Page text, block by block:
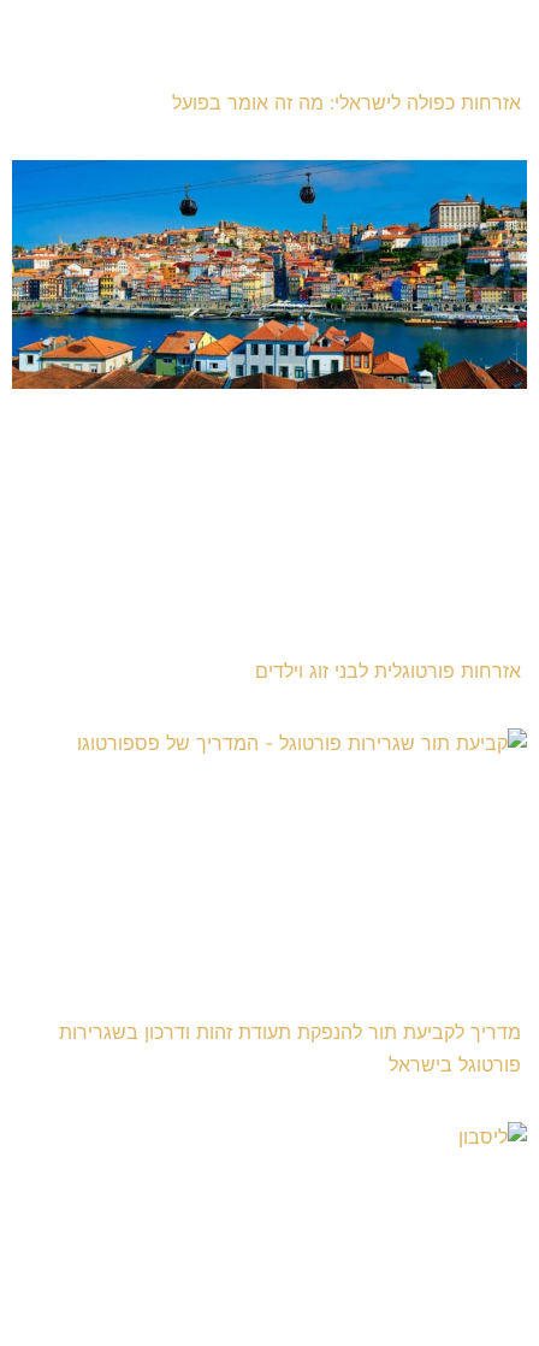
אזרחות כפולה לישראלי: מה זה אומר בפועל
אזרחות פורטוגלית לבני זוג וילדים
מדריך לקביעת תור להנפקת תעודת זהות ודרכון בשגרירות
פורטוגל בישראל